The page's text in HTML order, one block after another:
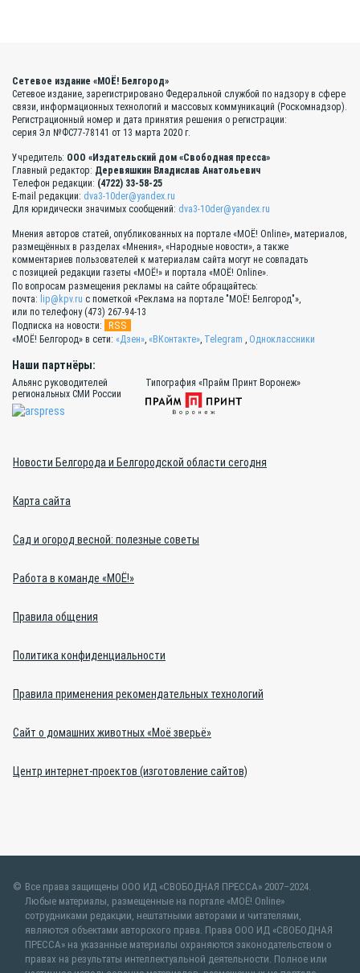
Сетевое издание «МОЁ! Белгород»
Сетевое издание, зарегистрировано Федеральной службой по надзору в сфере
связи, информационных технологий и массовых коммуникаций (Роскомнадзор).
Регистрационный номер и дата принятия решения о регистрации:
серия Эл №ФС77-78141 от 13 марта 2020 г.
Учредитель: ООО «Издательский дом «Свободная пресса»
Главный редактор: Деревяшкин Владислав Анатольевич
Телефон редакции: (4722) 33-58-25
E-mail редакции: dva3-10der@yandex.ru
Для юридически значимых сообщений: dva3-10der@yandex.ru
Мнения авторов статей, опубликованных на портале «МОЁ! Online», материалов,
размещённых в разделах «Мнения», «Народные новости», а также
комментариев пользователей к материалам сайта могут не совпадать
с позицией редакции газеты «МОЁ!» и портала «МОЁ! Online».
По вопросам размещения рекламы на сайте обращайтесь:
почта: lip@kpv.ru с пометкой «Реклама на портале "МОЁ! Белгород"»,
или по телефону (473) 267-94-13
Подписка на новости:
RSS
«МОЁ! Белгород» в сети: «Дзен», «ВКонтакте», Telegram , Одноклассники
Наши партнёры:
Альянс руководителей
региональных СМИ России
Типография «Прайм Принт Воронеж»
Новости Белгорода и Белгородской области сегодня
Карта сайта
Сад и огород весной: полезные советы
Работа в команде «МОЁ!»
Правила общения
Политика конфиденциальности
Правила применения рекомендательных технологий
Сайт о домашних животных «Моё зверьё»
Центр интернет-проектов (изготовление сайтов)
Все права защищены ООО ИД «СВОБОДНАЯ ПРЕССА» 2007–2024.
Любые материалы, размещенные на портале «МОЁ! Online»
сотрудниками редакции, нештатными авторами и читателями,
являются объектами авторского права. Права ООО ИД «СВОБОДНАЯ
ПРЕССА» на указанные материалы охраняются законодательством о
правах на результаты интеллектуальной деятельности. Полное или